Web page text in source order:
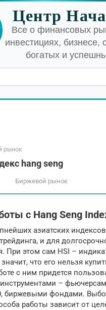
Центр
Все о финансовых
инвестициях, бизнесе,
богатых и
рынок
hang seng
Биржевой рынок
с Hang Seng
азиатских
и для
При этом сам HSI –
что его нельзя
с ним придется
–
биржевыми фондами.
работы зависит от